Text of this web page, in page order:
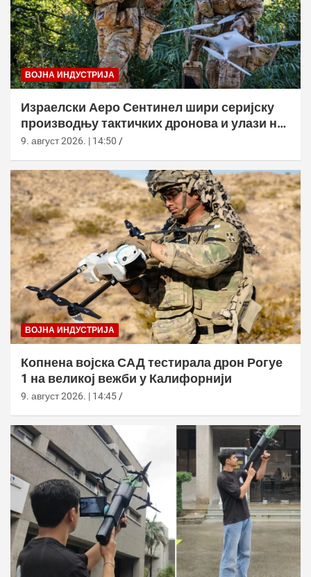
ВОЈНА ИНДУСТРИЈА
Израелски Аеро Сентинел шири серијску
производњу тактичких дронова и улази на
нова тржишта
9. август 2026. | 14:50
ВОЈНА ИНДУСТРИЈА
Копнена војска САД тестирала дрон Рогуе
1 на великој вежби у Калифорнији
9. август 2026. | 14:45